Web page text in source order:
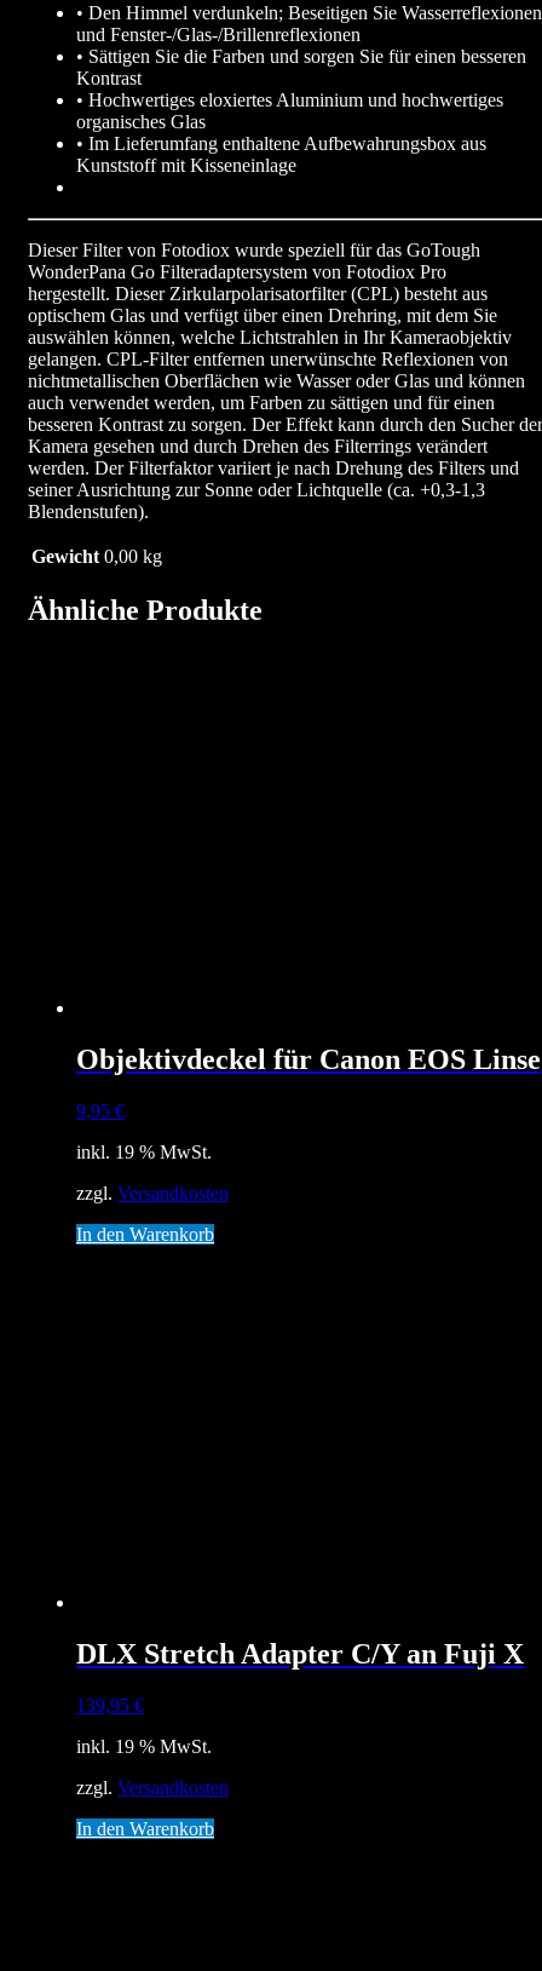
• Den Himmel verdunkeln; Beseitigen Sie Wasserreflexionen
und Fenster-/Glas-/Brillenreflexionen
• Sättigen Sie die Farben und sorgen Sie für einen besseren
Kontrast
• Hochwertiges eloxiertes Aluminium und hochwertiges
organisches Glas
• Im Lieferumfang enthaltene Aufbewahrungsbox aus
Kunststoff mit Kisseneinlage
Dieser Filter von Fotodiox wurde speziell für das GoTough
WonderPana Go Filteradaptersystem von Fotodiox Pro
hergestellt. Dieser Zirkularpolarisatorfilter (CPL) besteht aus
optischem Glas und verfügt über einen Drehring, mit dem Sie
auswählen können, welche Lichtstrahlen in Ihr Kameraobjektiv
gelangen. CPL-Filter entfernen unerwünschte Reflexionen von
nichtmetallischen Oberflächen wie Wasser oder Glas und können
auch verwendet werden, um Farben zu sättigen und für einen
besseren Kontrast zu sorgen. Der Effekt kann durch den Sucher der
Kamera gesehen und durch Drehen des Filterrings verändert
werden. Der Filterfaktor variiert je nach Drehung des Filters und
seiner Ausrichtung zur Sonne oder Lichtquelle (ca. +0,3-1,3
Blendenstufen).
Gewicht 0,00 kg
Ähnliche Produkte
Objektivdeckel für Canon EOS Linse
9,95 €
inkl. 19 % MwSt.
zzgl. Versandkosten
In den Warenkorb
DLX Stretch Adapter C/Y an Fuji X
139,95 €
inkl. 19 % MwSt.
zzgl. Versandkosten
In den Warenkorb